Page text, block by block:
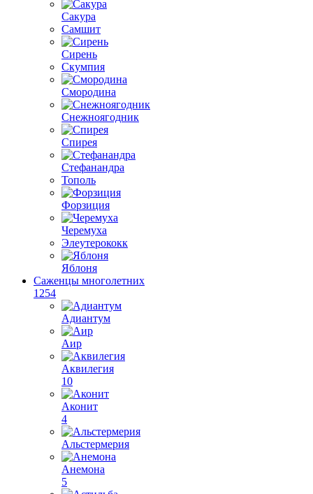
Сакура
Самшит
Сирень
Скумпия
Смородина
Снежноягодник
Спирея
Стефанандра
Тополь
Форзиция
Черемуха
Элеутерококк
Яблоня
Саженцы многолетних
1254
Адиантум
Аир
Аквилегия
10
Аконит
4
Альстермерия
Анемона
5